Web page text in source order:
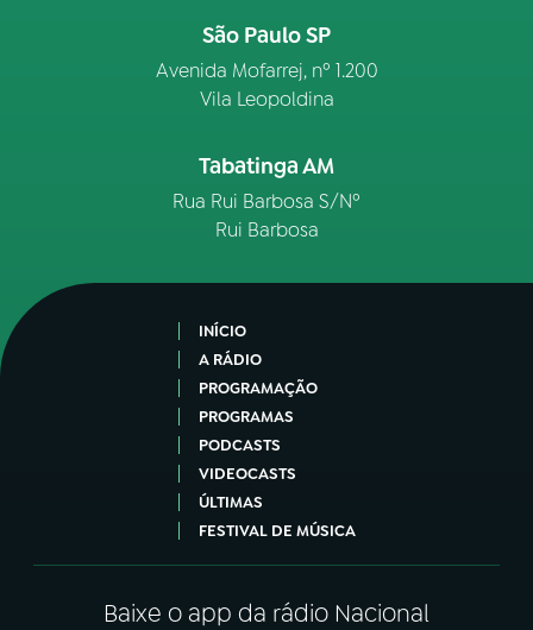
São Paulo SP
Avenida Mofarrej, nº 1.200
Vila Leopoldina
Tabatinga AM
Rua Rui Barbosa S/Nº
Rui Barbosa
INÍCIO
A RÁDIO
PROGRAMAÇÃO
PROGRAMAS
PODCASTS
VIDEOCASTS
ÚLTIMAS
FESTIVAL DE MÚSICA
Baixe o app da rádio Nacional